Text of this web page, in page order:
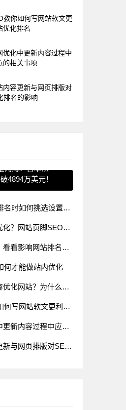
教你如何写网站软文更
优化排名
优化中更新内容过程中
的相关事项
内容更新与网页排版对
排名的影响
闹海》日本热
4894万美元！
如何挑选设置关键词
页脚SEO优化技巧简要说明
响网站排名的这几个因素
何才能做站内优化
站？为什么一定要原创?
软文更利于网站优化排名
过程中应该注意的相关事项
排版对SEO优化排名的影响